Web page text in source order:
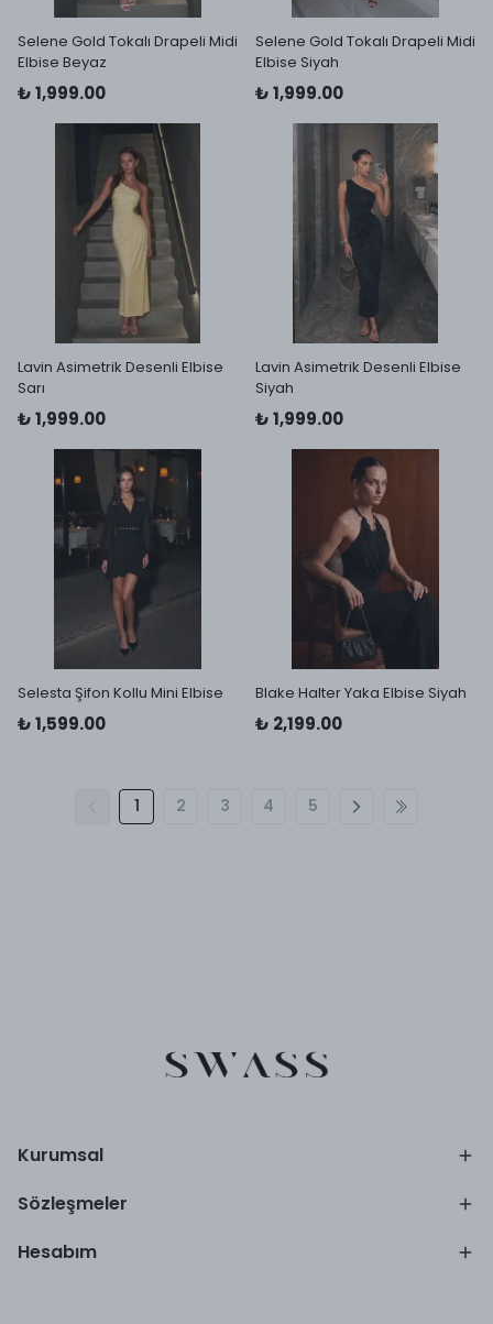
Selene Gold Tokalı Drapeli Midi
Elbise Beyaz
₺ 1,999.00
Selene Gold Tokalı Drapeli Midi
Elbise Siyah
₺ 1,999.00
Lavin Asimetrik Desenli Elbise
Sarı
₺ 1,999.00
Lavin Asimetrik Desenli Elbise
Siyah
₺ 1,999.00
Selesta Şifon Kollu Mini Elbise
₺ 1,599.00
Blake Halter Yaka Elbise Siyah
₺ 2,199.00
1 2 3 4 5
Kurumsal
Sözleşmeler
Hesabım